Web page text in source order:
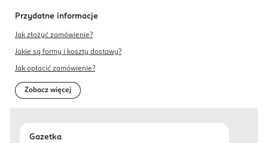
Przydatne informacje
Jak złożyć zamówienie?
Jakie są formy i koszty dostawy?
Jak opłacić zamówienie?
Zobacz więcej
Gazetka